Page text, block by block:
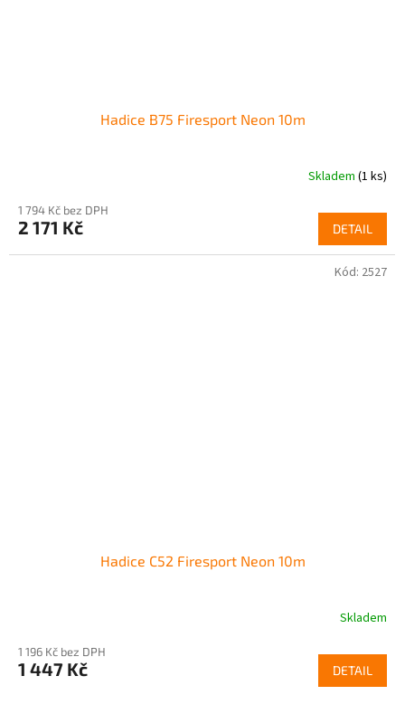
Hadice B75 Firesport Neon 10m
Skladem (1 ks)
1 794 Kč bez DPH
2 171 Kč DETAIL
Hadice C52 Firesport Neon 10m
Skladem
1 196 Kč bez DPH
1 447 Kč DETAIL
Kód: 2527